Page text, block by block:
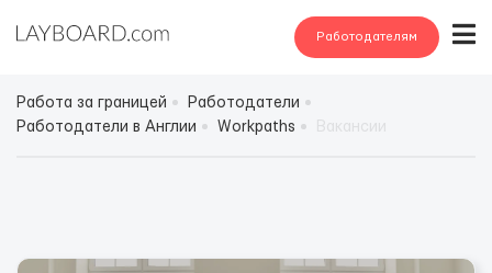
Работодателям
Работа за границей
Работодатели
Работодатели в Англии
Workрaths